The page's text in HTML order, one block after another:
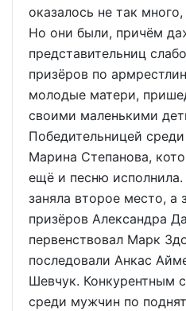
оказалось не так
Но они были, причём
представительниц
призёров по
молодые матери,
своими маленькими
Победительницей
Марина Степанова,
ещё и песню исполнила.
заняла второе место, а
призёров Александра
первенствовал Марк
последовали Анкас
Шевчук. Конкурентным
среди мужчин по